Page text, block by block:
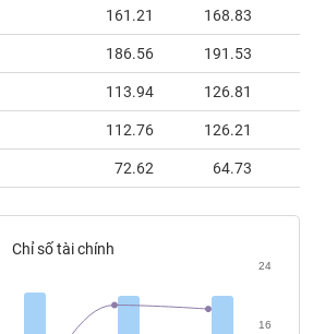
161.21 168.83
186.56 191.53
113.94 126.81
112.76 126.21
72.62 64.73
Chỉ số tài chính
16
24